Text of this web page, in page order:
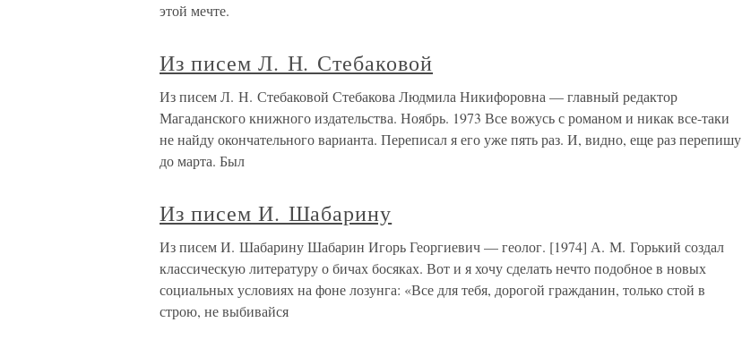
этой мечте.
Из писем Л. Н. Стебаковой
Из писем Л. Н. Стебаковой Стебакова Людмила Никифоровна — главный редактор
Магаданского книжного издательства. Ноябрь. 1973 Все вожусь с романом и никак все-таки
не найду окончательного варианта. Переписал я его уже пять раз. И, видно, еще раз перепишу
до марта. Был
Из писем И. Шабарину
Из писем И. Шабарину Шабарин Игорь Георгиевич — геолог. [1974] А. М. Горький создал
классическую литературу о бичах босяках. Вот и я хочу сделать нечто подобное в новых
социальных условиях на фоне лозунга: «Все для тебя, дорогой гражданин, только стой в
строю, не выбивайся